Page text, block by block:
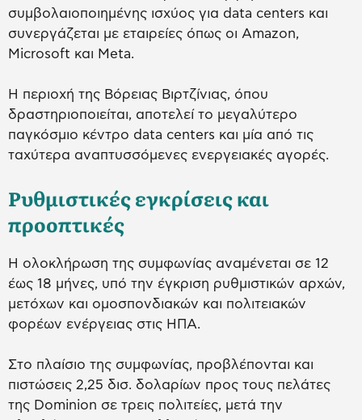
συμβολαιοποιημένης ισχύος για data centers και
συνεργάζεται με εταιρείες όπως οι Amazon,
Microsoft και Meta.
Η περιοχή της Βόρειας Βιρτζίνιας, όπου
δραστηριοποιείται, αποτελεί το μεγαλύτερο
παγκόσμιο κέντρο data centers και μία από τις
ταχύτερα αναπτυσσόμενες ενεργειακές αγορές.
Ρυθμιστικές εγκρίσεις και
προοπτικές
Η ολοκλήρωση της συμφωνίας αναμένεται σε 12
έως 18 μήνες, υπό την έγκριση ρυθμιστικών αρχών,
μετόχων και ομοσπονδιακών και πολιτειακών
φορέων ενέργειας στις ΗΠΑ.
Στο πλαίσιο της συμφωνίας, προβλέπονται και
πιστώσεις 2,25 δισ. δολαρίων προς τους πελάτες
της Dominion σε τρεις πολιτείες, μετά την